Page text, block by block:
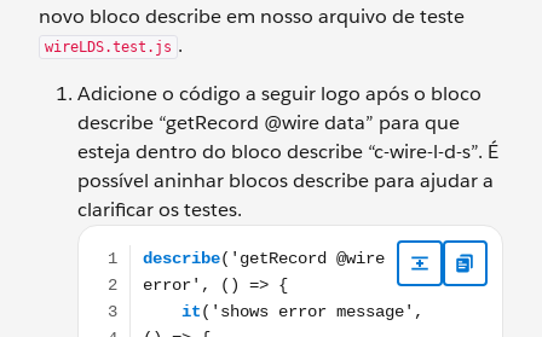
novo bloco describe em nosso arquivo de teste
wireLDS.test.js .
Adicione o código a seguir logo após o bloco
describe “getRecord @wire data” para que
esteja dentro do bloco describe “c-wire-l-d-s”. É
possível aninhar blocos describe para ajudar a
clarificar os testes.
describe('getRecord @wire error', () => {